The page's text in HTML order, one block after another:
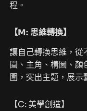
程。
【M: 思維轉換】
讓自己轉換思維，從
圍、主角、構圖、
圍，突出主題，展示
【C: 美學創造】